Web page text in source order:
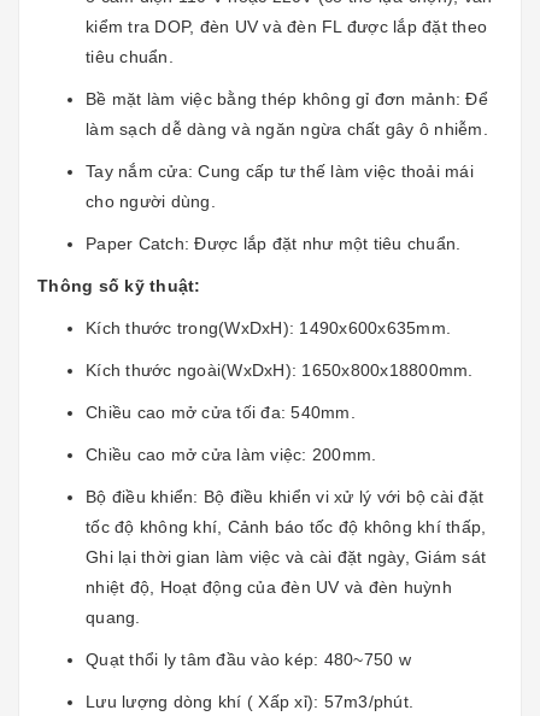
kiểm tra DOP, đèn UV và đèn FL được lắp đặt theo
tiêu chuẩn.
Bề mặt làm việc bằng thép không gỉ đơn mảnh: Để
làm sạch dễ dàng và ngăn ngừa chất gây ô nhiễm.
Tay nắm cửa: Cung cấp tư thế làm việc thoải mái
cho người dùng.
Paper Catch: Được lắp đặt như một tiêu chuẩn.
Thông số kỹ thuật:
Kích thước trong(WxDxH): 1490x600x635mm.
Kích thước ngoài(WxDxH): 1650x800x18800mm.
Chiều cao mở cửa tối đa: 540mm.
Chiều cao mở cửa làm việc: 200mm.
Bộ điều khiển: Bộ điều khiển vi xử lý với bộ cài đặt
tốc độ không khí, Cảnh báo tốc độ không khí thấp,
Ghi lại thời gian làm việc và cài đặt ngày, Giám sát
nhiệt độ, Hoạt động của đèn UV và đèn huỳnh
quang.
Quạt thổi ly tâm đầu vào kép: 480~750 w
Lưu lượng dòng khí ( Xấp xỉ): 57m3/phút.